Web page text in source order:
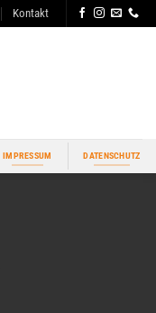
Kontakt
IMPRESSUM DATENSCHUTZ